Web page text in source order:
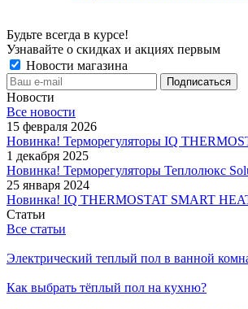
Будьте всегда в курсе!
Узнавайте о скидках и акциях первым
Новости магазина
Новости
Все новости
15 февраля 2026
Новинка! Терморегуляторы IQ
1 декабря 2025
Новинка! Терморегуляторы Теплолюкс
25 января 2024
Новинка! IQ THERMOSTAT SMART
Статьи
Все статьи
Электрический теплый пол в ванной
Как выбрать тёплый пол на кухню?